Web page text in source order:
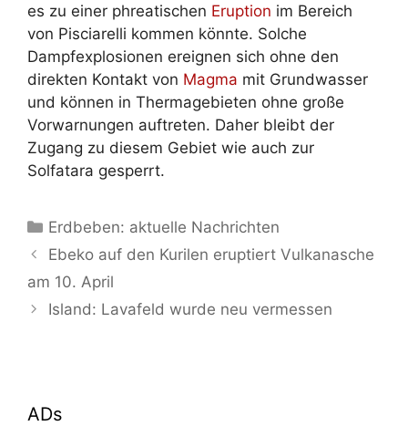
es zu einer phreatischen Eruption im Bereich
von Pisciarelli kommen könnte. Solche
Dampfexplosionen ereignen sich ohne den
direkten Kontakt von Magma mit Grundwasser
und können in Thermagebieten ohne große
Vorwarnungen auftreten. Daher bleibt der
Zugang zu diesem Gebiet wie auch zur
Solfatara gesperrt.
Kategorien
Erdbeben: aktuelle Nachrichten
Ebeko auf den Kurilen eruptiert Vulkanasche
am 10. April
Island: Lavafeld wurde neu vermessen
ADs